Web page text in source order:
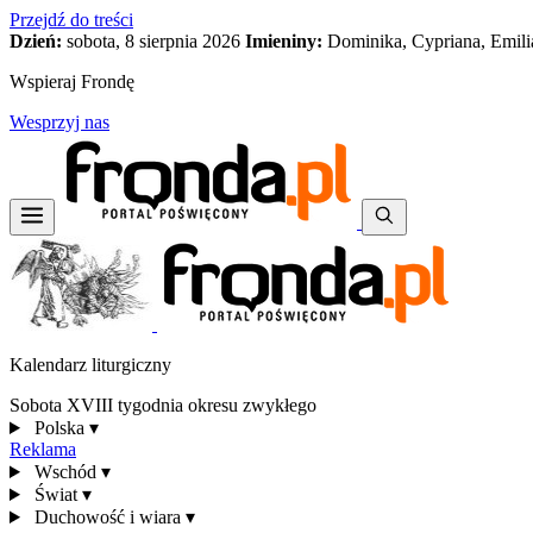
Przejdź do treści
Dzień: sobota, 8 sierpnia 2026 Imieniny: Dominika, Cypriana,
Wspieraj Frondę
Wesprzyj nas
Kalendarz liturgiczny
Sobota XVIII tygodnia okresu zwykłego
Polska ▾
Reklama
Wschód ▾
Świat ▾
Duchowość i wiara ▾